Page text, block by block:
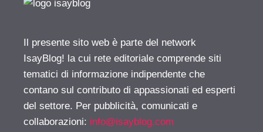
Il presente sito web è parte del network
IsayBlog! la cui rete editoriale comprende siti
tematici di informazione indipendente che
contano sul contributo di appassionati ed esperti
del settore. Per pubblicità, comunicati e
collaborazioni: info@isayblog.com